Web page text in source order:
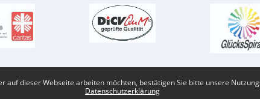
auf dieser Webseite arbeiten möchten, bestätigen Sie bitte unsere
Datenschutzerklärung